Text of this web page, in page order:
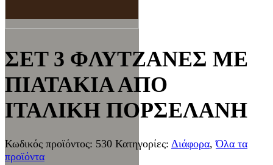
ΣΕΤ 3 ΦΛΥΤΖΑΝΕΣ ΜΕ
ΠΙΑΤΑΚΙΑ ΑΠΟ
ΙΤΑΛΙΚΗ ΠΟΡΣΕΛΑΝΗ
Κωδικός προϊόντος: 530 Κατηγορίες: Διάφορα,Όλα τα
προϊόντα